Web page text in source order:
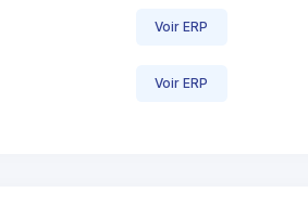
Voir ERP
Voir ERP